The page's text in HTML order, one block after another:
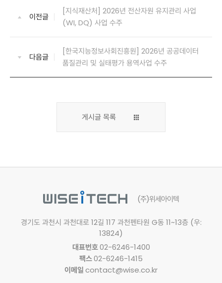
이전글
[지식재산처] 2026년 전산자원 유지관리 사업
(WI, DQ) 사업 수주
다음글
[한국지능정보사회진흥원] 2026년 공공데이터
품질관리 및 실태평가 용역사업 수주
게시글 목록
(주)위세아이텍
경기도 과천시 과천대로 12길 117 과천펜타원 G동 11~13층 (우:
13824)
대표번호02-6246-1400
팩스02-6246-1415
이메일contact@wise.co.kr